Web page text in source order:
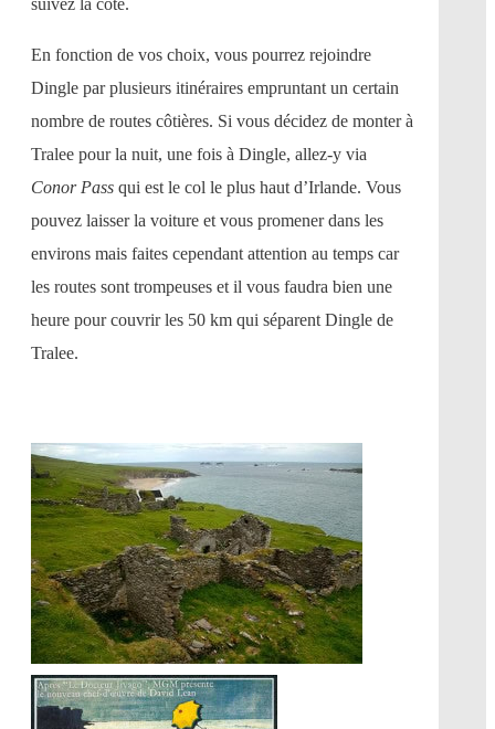
En fonction de vos choix, vous pourrez rejoindre
Dingle par plusieurs itinéraires empruntant un certain
nombre de routes côtières. Si vous décidez de monter à
Tralee pour la nuit, une fois à Dingle, allez-y via
Conor Pass qui est le col le plus haut d’Irlande. Vous
pouvez laisser la voiture et vous promener dans les
environs mais faites cependant attention au temps car
les routes sont trompeuses et il vous faudra bien une
heure pour couvrir les 50 km qui séparent Dingle de
Tralee.